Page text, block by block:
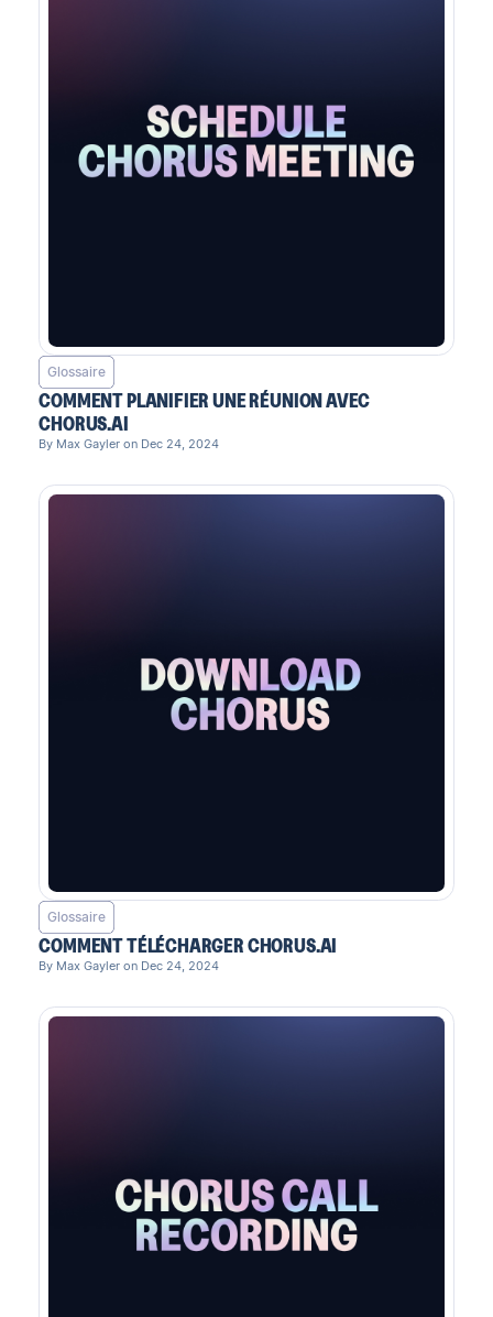
Glossaire
COMMENT PLANIFIER UNE RÉUNION AVEC
CHORUS.AI
By Max Gayler on Dec 24, 2024
Glossaire
COMMENT TÉLÉCHARGER CHORUS.AI
By Max Gayler on Dec 24, 2024